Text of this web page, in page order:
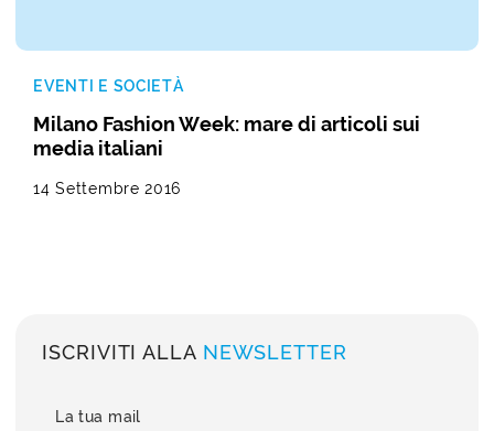
EVENTI E SOCIETÀ
Milano Fashion Week: mare di articoli sui
media italiani
14 Settembre 2016
ISCRIVITI ALLA NEWSLETTER